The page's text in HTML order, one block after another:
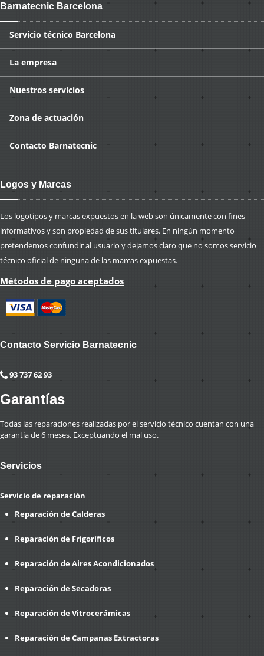
Barnatecnic Barcelona
Servicio técnico Barcelona
La empresa
Nuestros servicios
Zona de actuación
Contacto Barnatecnic
Logos y Marcas
Los logotipos y marcas expuestos en la web son únicamente con fines
informativos y son propiedad de sus titulares. En ningún momento
pretendemos confundir al usuario y dejamos claro que no somos servicio
técnico oficial de ninguna de las marcas expuestas.
Métodos de pago aceptados
Contacto Servicio Barnatecnic
93 737 62 93
Garantías
Todas las reparaciones realizadas por el servicio técnico cuentan con una
garantía de 6 meses. Exceptuando el mal uso.
Servicios
Servicio de reparación
Reparación de Calderas
Reparación de Frigoríficos
Reparación de Aires Acondicionados
Reparación de Secadoras
Reparación de Vitrocerámicas
Reparación de Campanas Extractoras